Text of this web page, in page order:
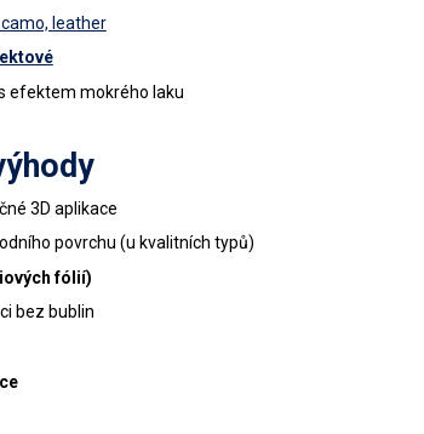
leather
efektem mokrého laku
3D aplikace
povrchu (u kvalitních typů)
fólií)
bez bublin